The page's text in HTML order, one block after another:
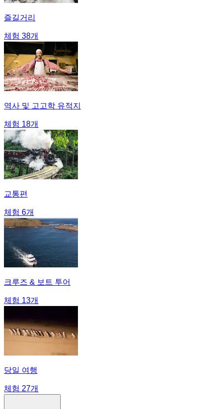
즐길거리
체험 38개
역사 및 고고학 유적지
체험 18개
교통편
체험 6개
크루즈 & 보트 투어
체험 13개
당일 여행
체험 27개